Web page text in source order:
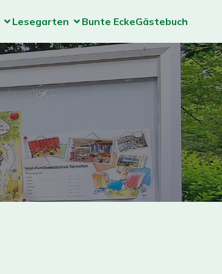
Lesegarten Bunte EckeGästebuch